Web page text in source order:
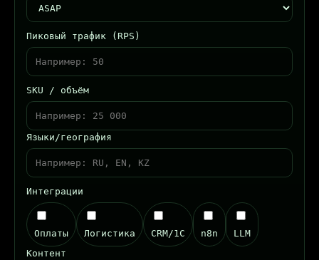
Пиковый трафик (RPS)
SKU / объём
Языки/география
Интеграции
Оплаты Логистика CRM/1С n8n
LLM
Контент